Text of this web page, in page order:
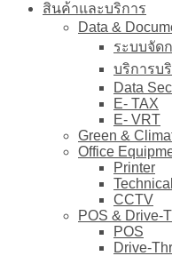
สินค้าและบริการ
Data &
ระบบจัด
บริการบ
Data
E- TAX
E- VRT
Green &
Office
Printer
CCTV
POS & Drive-
POS
Drive-